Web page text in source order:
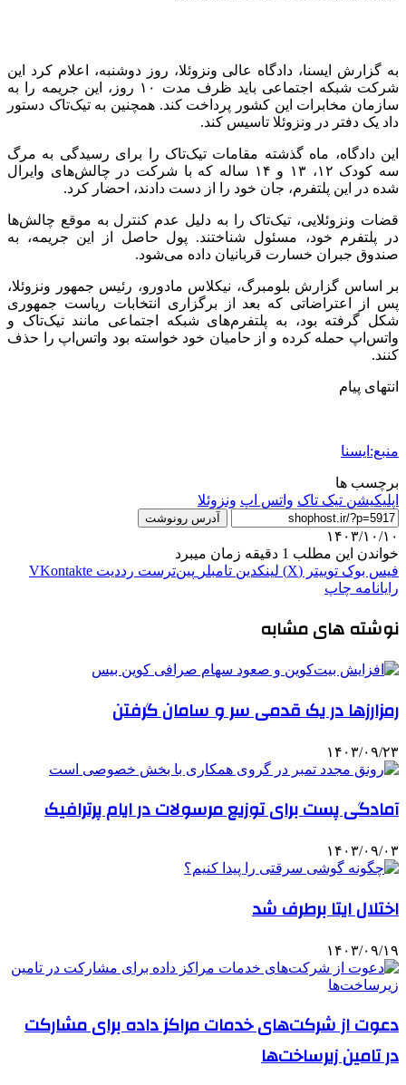
به گزارش ایسنا، دادگاه عالی ونزوئلا، روز دوشنبه، اعلام کرد این
شرکت شبکه اجتماعی باید ظرف مدت ۱۰ روز، این جریمه را به
سازمان مخابرات این کشور پرداخت کند. همچنین به تیک‌تاک دستور
داد یک دفتر در ونزوئلا تاسیس کند.
این دادگاه، ماه گذشته مقامات تیک‌تاک را برای رسیدگی به مرگ
سه کودک ۱۲، ۱۳ و ۱۴ ساله که با شرکت در چالش‌های وایرال
شده در این پلتفرم، جان خود را از دست دادند، احضار کرد.
قضات ونزوئلایی، تیک‌تاک را به دلیل عدم کنترل به موقع چالش‌ها
در پلتفرم خود، مسئول شناختند. پول حاصل از این جریمه، به
صندوق جبران خسارت قربانیان داده می‌شود.
بر اساس گزارش بلومبرگ، نیکلاس مادورو، رئیس جمهور ونزوئلا،
پس از اعتراضاتی که بعد از برگزاری انتخابات ریاست جمهوری
شکل گرفته بود، به پلتفرم‌های شبکه اجتماعی مانند تیک‌تاک و
واتس‌اپ حمله کرده و از حامیان خود خواسته بود واتس‌اپ را حذف
کنند.
انتهای پیام
منبع:ایسنا
برچسب ها
اپلیکیشن تیک تاک واتس اپ ونزوئلا
آدرس رونوشت
۱۴۰۳/۱۰/۱۰
خواندن این مطلب 1 دقیقه زمان میبرد
فیس بوک توییتر (X) لینکدین ‫تامبلر ‫پین‌ترست ‫رددیت ‫VKontakte
رایانامه چاپ
نوشته های مشابه
رمزارزها در یک قدمی سر و سامان گرفتن
۱۴۰۳/۰۹/۲۳
آمادگی پست برای توزیع مرسولات در ایام پرترافیک
۱۴۰۳/۰۹/۰۳
اختلال ایتا برطرف شد
۱۴۰۳/۰۹/۱۹
دعوت از شرکت‌های خدمات مراکز داده برای مشارکت
در تامین زیرساخت‌ها